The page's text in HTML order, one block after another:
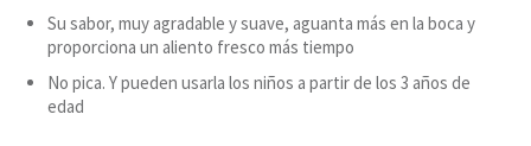
Su sabor, muy agradable y suave, aguanta más en la boca y
proporciona un aliento fresco más tiempo
No pica. Y pueden usarla los niños a partir de los 3 años de
edad